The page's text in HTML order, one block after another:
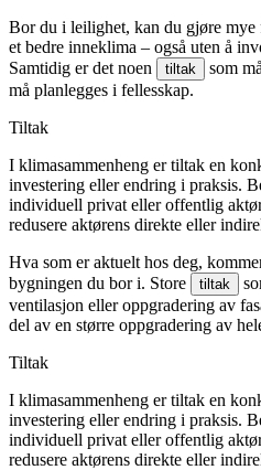
Bor du i leilighet, kan du gjøre mye
et bedre inneklima – også uten å
Samtidig er det noen
tiltak
som
må planlegges i fellesskap.
Tiltak
I klimasammenheng er tiltak en
investering eller endring i praksis.
individuell privat eller offentlig
redusere aktørens direkte eller
Hva som er aktuelt hos deg,
bygningen du bor i. Store
tiltak
ventilasjon eller oppgradering av
del av en større oppgradering av
Tiltak
I klimasammenheng er tiltak en
investering eller endring i praksis.
individuell privat eller offentlig
redusere aktørens direkte eller